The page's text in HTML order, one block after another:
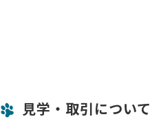
見学・取引について